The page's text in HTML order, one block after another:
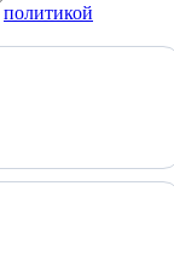
политикой